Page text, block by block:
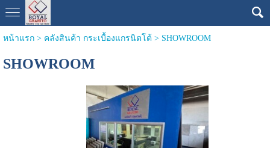
หน้าแรก> คลังสินค้า กระเบื้องแกรนิตโต้ > SHOWROOM
SHOWROOM